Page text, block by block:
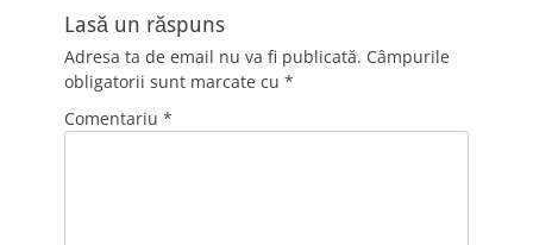
Lasă un răspuns
Adresa ta de email nu va fi publicată. Câmpurile
obligatorii sunt marcate cu *
Comentariu *